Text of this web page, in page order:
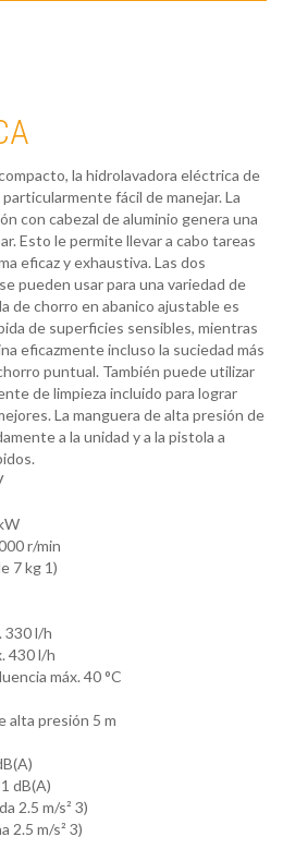
la hidrolavadora eléctrica de
fácil de manejar. La
con cabezal de aluminio genera una
Esto le permite llevar a cabo tareas
eficaz y exhaustiva. Las dos
pueden usar para una variedad de
de chorro en abanico ajustable es
de superficies sensibles, mientras
eficazmente incluso la suciedad más
puntual. También puede utilizar
de limpieza incluido para lograr
La manguera de alta presión de
a la unidad y a la pistola a
r/min
7 kg 1)
330 l/h
430 l/h
máx. 40 °C
alta presión 5 m
dB(A)
2.5 m/s² 3)
2.5 m/s² 3)